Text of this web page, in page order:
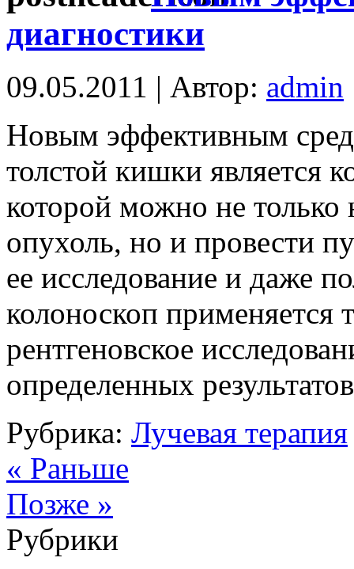
диагностики
09.05.2011 | Автор: admin
Новым эффективным
толстой кишки является
которой можно не
опухоль, но и провести
ее исследование и даже
колоноскоп применяется
рентгеновское
определенных
Рубрика: Лучевая терапия
« Раньше
Позже »
Рубрики